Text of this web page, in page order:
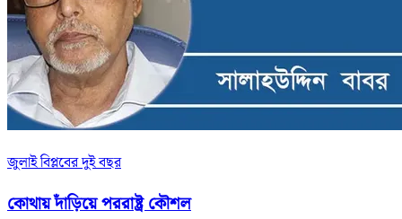
জুলাই বিপ্লবের দুই বছর
কোথায় দাঁড়িয়ে পররাষ্ট্র কৌশল